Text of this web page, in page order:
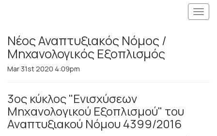
Νέος Αναπτυξιακός Νόμος /
Μηχανολογικός Εξοπλισμός
Mar 31st 2020 4:09pm
3ος κύκλος "Ενισχύσεων
Μηχανολογικού Εξοπλισμού" του
Αναπτυξιακού Νόμου 4399/2016